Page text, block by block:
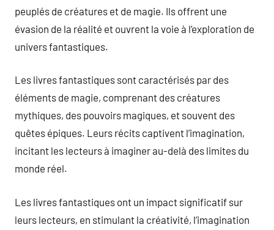
peuplés de créatures et de magie. Ils offrent une
évasion de la réalité et ouvrent la voie à l’exploration de
univers fantastiques.
Les livres fantastiques sont caractérisés par des
éléments de magie, comprenant des créatures
mythiques, des pouvoirs magiques, et souvent des
quêtes épiques. Leurs récits captivent l’imagination,
incitant les lecteurs à imaginer au-delà des limites du
monde réel.
Les livres fantastiques ont un impact significatif sur
leurs lecteurs, en stimulant la créativité, l’imagination